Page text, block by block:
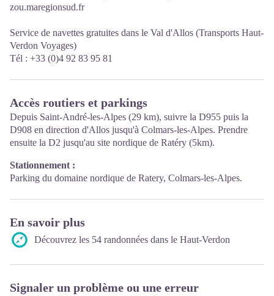
zou.maregionsud.fr
Service de navettes gratuites dans le Val d'Allos (Transports Haut-
Verdon Voyages)
Tél : +33 (0)4 92 83 95 81
Accès routiers et parkings
Depuis Saint-André-les-Alpes (29 km), suivre la D955 puis la
D908 en direction d'Allos jusqu'à Colmars-les-Alpes. Prendre
ensuite la D2 jusqu'au site nordique de Ratéry (5km).
Stationnement :
Parking du domaine nordique de Ratery, Colmars-les-Alpes.
En savoir plus
Découvrez les 54 randonnées dans le Haut-Verdon
Signaler un problème ou une erreur